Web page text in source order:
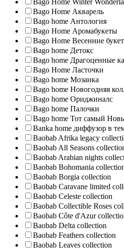
Bago Home Winter
Bago Home Акварель
Bago home Антология
Bago Home Аромабукеты
Bago Home Весенние
Bago home Детокс
Bago home Драгоценные
Bago Home Ласточки
Bago home Мозаика
Bago home Новогодняя
Bago home Ориджиналс
Bago home Палочки
Bago home Тот самый
Banka home диффузор в
Baobab Afrika legacy
Baobab All Seasons
Baobab Arabian nights
Baobab Bohomania
Baobab Borgia collection
Baobab Caravane limited
Baobab Celeste collection
Baobab Collectible Roses
Baobab Côte d'Azur
Baobab Delta collection
Baobab Feathers collection
Baobab Leaves collection